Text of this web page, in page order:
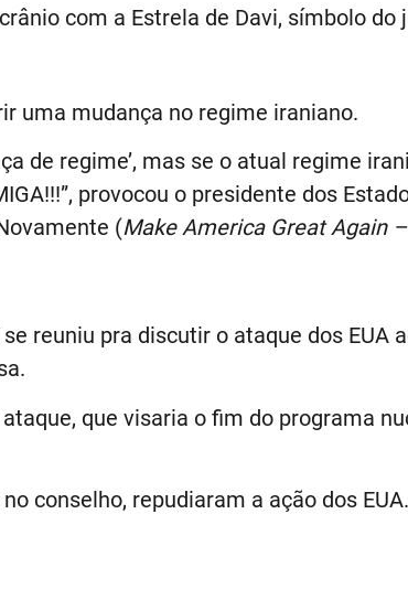
com a Estrela de Davi, símbolo do
uma mudança no regime iraniano.
de regime’, mas se o atual regime
provocou o presidente dos
(Make America Great Again
reuniu pra discutir o ataque dos EUA
que visaria o fim do programa
conselho, repudiaram a ação dos